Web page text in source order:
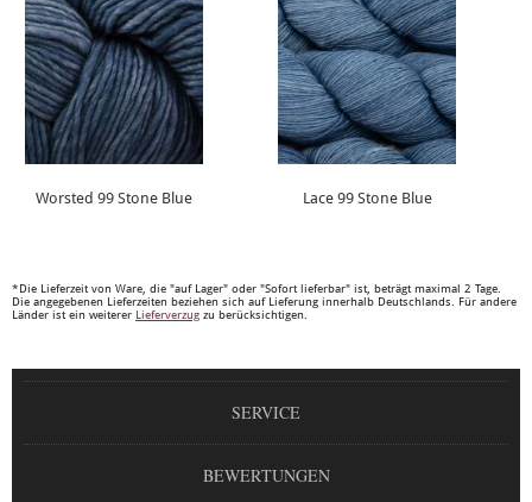
Worsted 99 Stone Blue Lace 99 Stone Blue
*Die Lieferzeit von Ware, die "auf Lager" oder "Sofort lieferbar" ist, beträgt maximal 2 Tage.
Die angegebenen Lieferzeiten beziehen sich auf Lieferung innerhalb Deutschlands. Für andere
Länder ist ein weiterer Lieferverzug zu berücksichtigen.
SERVICE
BEWERTUNGEN